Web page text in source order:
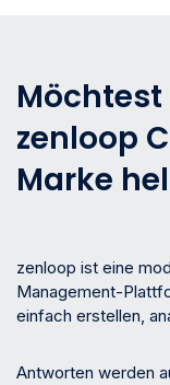
Möchtest
zenloop
Marke
zenloop ist eine
Management-
einfach erstellen,
Antworten werden